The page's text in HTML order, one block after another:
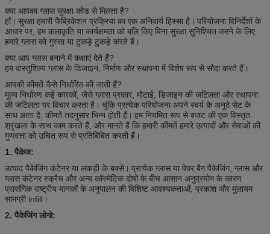
क्या आपका ग्लास सुरक्षा कोड से मिलता है?
हाँ। सुरक्षा हमारी फैब्रिकेशन प्रक्रिया का एक अनिवार्य हिस्सा है। परियोजना विनिर्देशों के
आधार पर, हम कलाकृति या कार्यक्षमता को बलि किए बिना सुरक्षा सुनिश्चित करने के लिए
हमारे ग्लास को गुस्सा या टुकड़े टुकड़े करते हैं।
क्या आप ग्लास बनाने में कक्षाएं देते हैं?
हम वास्तुशिल्प ग्लास के डिजाइन, निर्माण और स्थापना में विशेष रूप से सौदा करते हैं।
आपकी कीमतें कैसे निर्धारित की जाती हैं?
मूल्य निर्धारण कई कारकों, जैसे ग्लास प्रकार, मोटाई, डिजाइन की जटिलता और स्थापना
की जटिलता पर विचार करता है। चूंकि प्रत्येक परियोजना अपने स्वयं के अनूठे सेट के
साथ आता है, कीमतें तदनुसार भिन्न होती हैं। हम नियमित रूप से बजट की एक विस्तृत
श्रृंखला के साथ काम करते हैं, और मानते हैं कि हमारी कीमतें हमारे उत्पादों और सेवाओं की
गुणवत्ता को उचित रूप से प्रतिबिंबित करती हैं।
1. पैकेज:
उत्पाद पैकेजिंग कंटेनर या लकड़ी के बक्से। प्रत्येक ग्लास या पेपर बैग पैकेजिंग, ग्लास और
ग्लास कंटेनर स्क्रैच और अन्य कॉस्मेटिक दोषों के बीच आसान अनुप्रयोग के कारण
प्रासंगिक राष्ट्रीय मानकों के अनुपालन की विशिष्ट आवश्यकताओं, प्रकाश और मुलायम
सामग्री infill।
2. पैकेजिंग लोगो: